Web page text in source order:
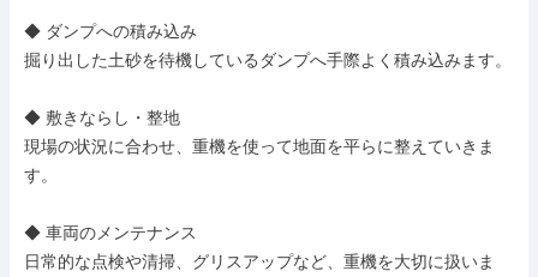
◆ ダンプへの積み込み
掘り出した土砂を待機しているダンプへ手際よく積み込みます。
◆ 敷きならし・整地
現場の状況に合わせ、重機を使って地面を平らに整えていきま
す。
◆ 車両のメンテナンス
日常的な点検や清掃、グリスアップなど、重機を大切に扱いま